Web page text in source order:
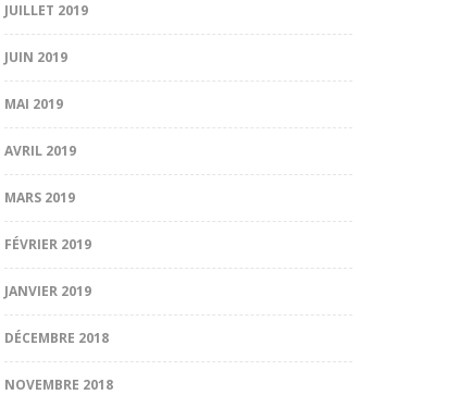
JUILLET 2019
JUIN 2019
MAI 2019
AVRIL 2019
MARS 2019
FÉVRIER 2019
JANVIER 2019
DÉCEMBRE 2018
NOVEMBRE 2018